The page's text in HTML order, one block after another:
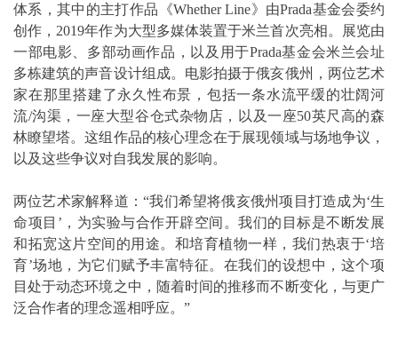
体系，其中的主打作品《Whether Line》由Prada基金会委约
创作，2019年作为大型多媒体装置于米兰首次亮相。展览由
一部电影、多部动画作品，以及用于Prada基金会米兰会址
多栋建筑的声音设计组成。电影拍摄于俄亥俄州，两位艺术
家在那里搭建了永久性布景，包括一条水流平缓的壮阔河
流/沟渠，一座大型谷仓式杂物店，以及一座50英尺高的森
林瞭望塔。这组作品的核心理念在于展现领域与场地争议，
以及这些争议对自我发展的影响。
两位艺术家解释道：“我们希望将俄亥俄州项目打造成为‘生
命项目’，为实验与合作开辟空间。我们的目标是不断发展
和拓宽这片空间的用途。和培育植物一样，我们热衷于‘培
育’场地，为它们赋予丰富特征。在我们的设想中，这个项
目处于动态环境之中，随着时间的推移而不断变化，与更广
泛合作者的理念遥相呼应。”